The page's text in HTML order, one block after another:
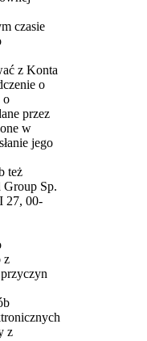
czasie
z Konta
o
o
przez
w
jego
też
Group Sp.
27, 00-
z
z